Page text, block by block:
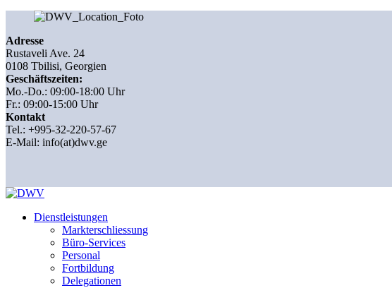
Adresse
Rustaveli Ave. 24
0108 Tbilisi, Georgien
Geschäftszeiten:
Mo.-Do.: 09:00-18:00 Uhr
Fr.: 09:00-15:00 Uhr
Kontakt
Tel.: +995-32-220-57-67
E-Mail: info(at)dwv.ge
Dienstleistungen
Markterschliessung
Büro-Services
Personal
Fortbildung
Delegationen